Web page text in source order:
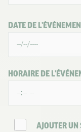
DATE DE
HORAIRE DE
AJOUTER UN